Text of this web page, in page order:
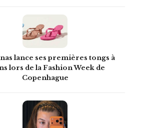
lance ses premières tongs à
lors de la Fashion Week de
Copenhague